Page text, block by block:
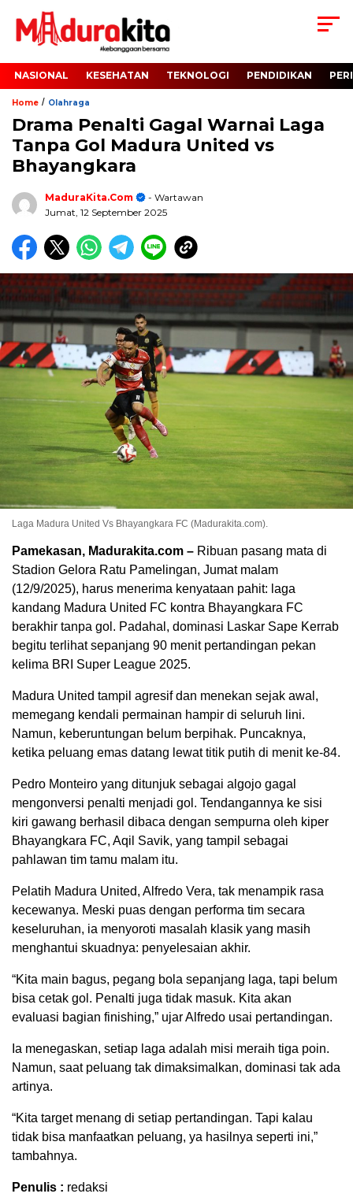
NASIONAL KESEHATAN TEKNOLOGI PENDIDIKAN
Home / Olahraga
Drama Penalti Gagal Warnai Laga
Tanpa Gol Madura United vs
Bhayangkara
MaduraKita.com
- Wartawan
Jumat, 12 September 2025
Laga Madura United Vs Bhayangkara FC (Madurakita.com).
Pamekasan, Madurakita.com – Ribuan pasang mata di
Stadion Gelora Ratu Pamelingan, Jumat malam
(12/9/2025), harus menerima kenyataan pahit: laga
kandang Madura United FC kontra Bhayangkara FC
berakhir tanpa gol. Padahal, dominasi Laskar Sape Kerrab
begitu terlihat sepanjang 90 menit pertandingan pekan
kelima BRI Super League 2025.
Madura United tampil agresif dan menekan sejak awal,
memegang kendali permainan hampir di seluruh lini.
Namun, keberuntungan belum berpihak. Puncaknya,
ketika peluang emas datang lewat titik putih di menit ke-84.
Pedro Monteiro yang ditunjuk sebagai algojo gagal
mengonversi penalti menjadi gol. Tendangannya ke sisi
kiri gawang berhasil dibaca dengan sempurna oleh kiper
Bhayangkara FC, Aqil Savik, yang tampil sebagai
pahlawan tim tamu malam itu.
Pelatih Madura United, Alfredo Vera, tak menampik rasa
kecewanya. Meski puas dengan performa tim secara
keseluruhan, ia menyoroti masalah klasik yang masih
menghantui skuadnya: penyelesaian akhir.
“Kita main bagus, pegang bola sepanjang laga, tapi belum
bisa cetak gol. Penalti juga tidak masuk. Kita akan
evaluasi bagian finishing,” ujar Alfredo usai pertandingan.
Ia menegaskan, setiap laga adalah misi meraih tiga poin.
Namun, saat peluang tak dimaksimalkan, dominasi tak ada
artinya.
“Kita target menang di setiap pertandingan. Tapi kalau
tidak bisa manfaatkan peluang, ya hasilnya seperti ini,”
tambahnya.
Penulis : redaksi